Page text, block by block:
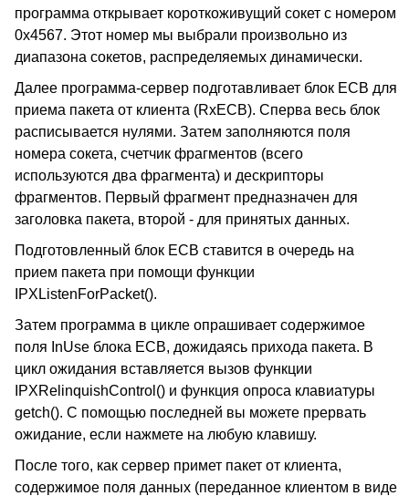
программа открывает короткоживущий сокет с номером
0x4567. Этот номер мы выбрали произвольно из
диапазона сокетов, распределяемых динамически.
Далее программа-сервер подготавливает блок ECB для
приема пакета от клиента (RxECB). Сперва весь блок
расписывается нулями. Затем заполняются поля
номера сокета, счетчик фрагментов (всего
используются два фрагмента) и дескрипторы
фрагментов. Первый фрагмент предназначен для
заголовка пакета, второй - для принятых данных.
Подготовленный блок ECB ставится в очередь на
прием пакета при помощи функции
IPXListenForPacket().
Затем программа в цикле опрашивает содержимое
поля InUse блока ECB, дожидаясь прихода пакета. В
цикл ожидания вставляется вызов функции
IPXRelinquishControl() и функция опроса клавиатуры
getch(). С помощью последней вы можете прервать
ожидание, если нажмете на любую клавишу.
После того, как сервер примет пакет от клиента,
содержимое поля данных (переданное клиентом в виде